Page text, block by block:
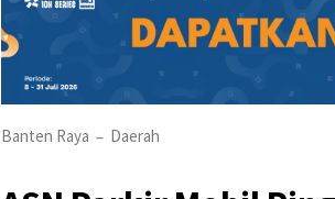
Banten Raya – Daerah